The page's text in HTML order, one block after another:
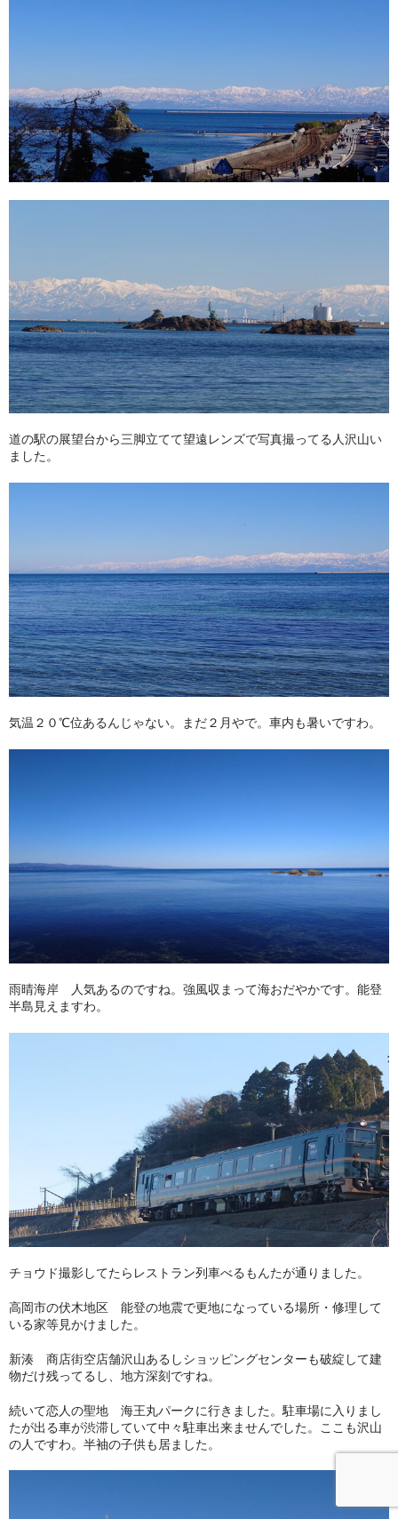
道の駅の展望台から三脚立てて望遠レンズで写真撮ってる人沢山い
ました。
気温２０℃位あるんじゃない。まだ２月やで。車内も暑いですわ。
雨晴海岸 人気あるのですね。強風収まって海おだやかです。能登
半島見えますわ。
チョウド撮影してたらレストラン列車べるもんたが通りました。
高岡市の伏木地区 能登の地震で更地になっている場所・修理して
いる家等見かけました。
新湊 商店街空店舗沢山あるしショッピングセンターも破綻して建
物だけ残ってるし、地方深刻ですね。
続いて恋人の聖地 海王丸パークに行きました。駐車場に入りまし
たが出る車が渋滞していて中々駐車出来ませんでした。ここも沢山
の人ですわ。半袖の子供も居ました。